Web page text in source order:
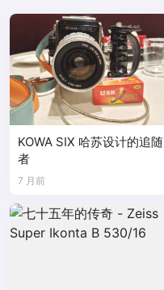
KOWA SIX 哈苏设计的追随
者
7 月前